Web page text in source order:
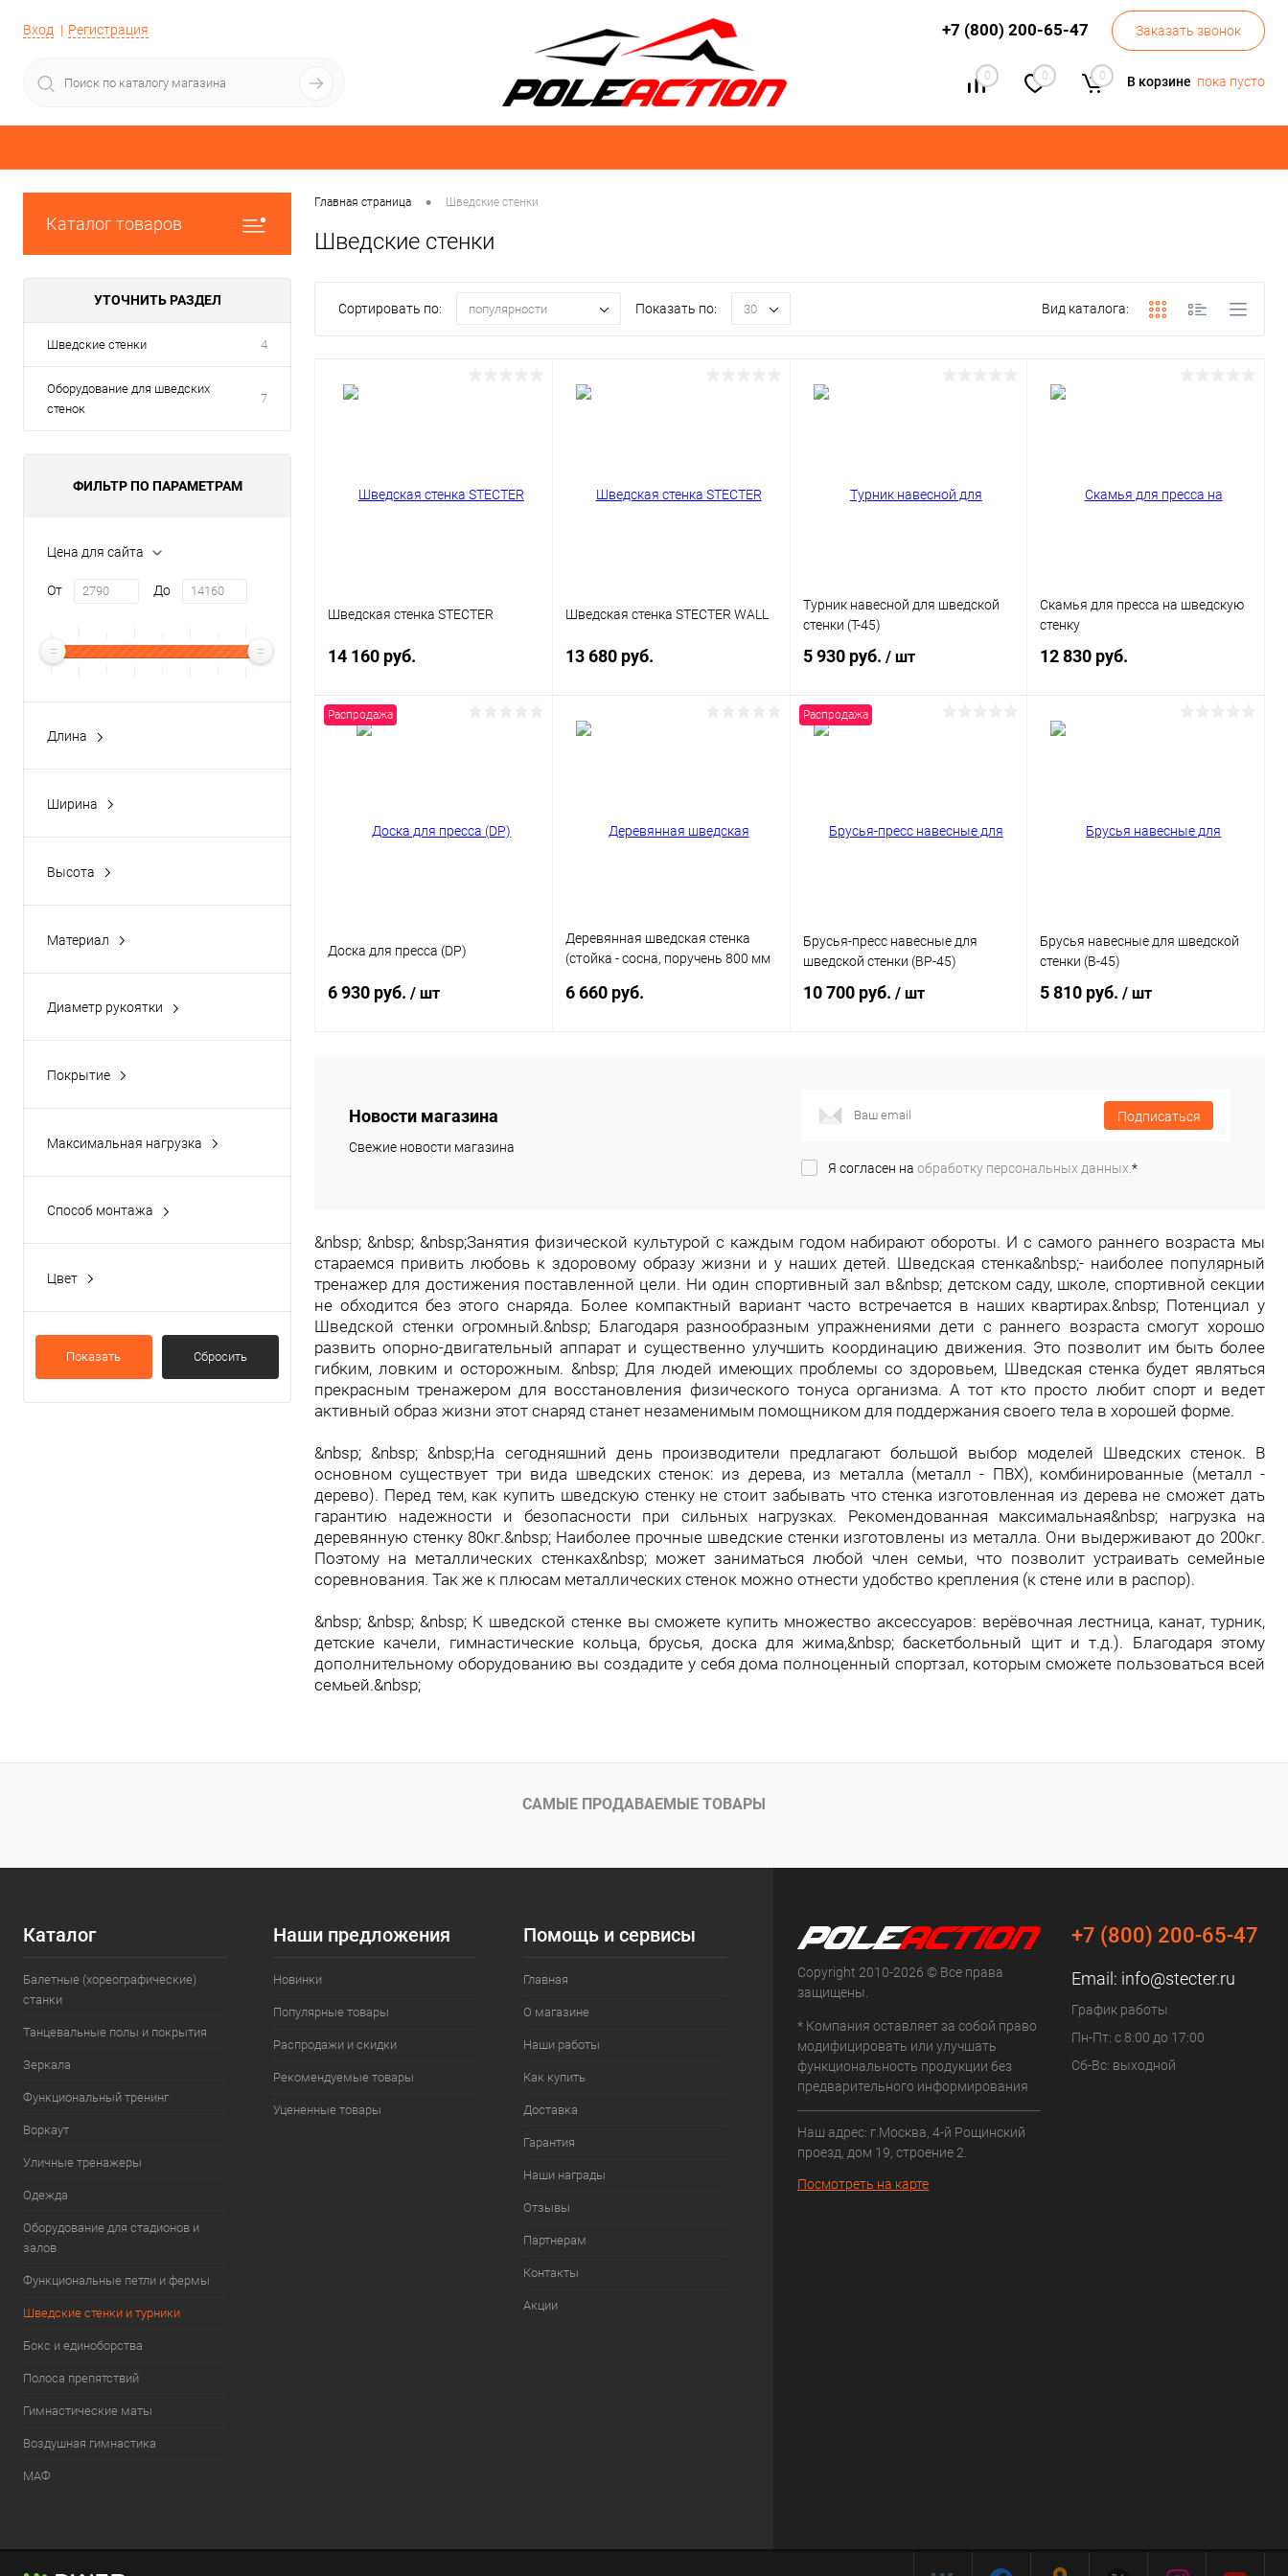
Вход Регистрация +7 (800) 200-65-47 Заказать звонок
0 0 0 В корзине пока пусто
Каталог товаров
УТОЧНИТЬ РАЗДЕЛ
Шведские стенки 4
Оборудование для шведских
стенок
7
ФИЛЬТР ПО ПАРАМЕТРАМ
Цена для сайта
От До
Длина
Ширина
800 мм
Высота
455 мм
Материал
Диаметр рукоятки
Покрытие
Максимальная нагрузка
Способ монтажа
Цвет
Показать Сбросить
Главная страница • Шведские стенки
Шведские стенки
Сортировать по: популярности Показать по: 30 Вид каталога:
Шведская стенка STECTER
14 160 руб.
Шведская стенка STECTER WALL
13 680 руб.
Турник навесной для шведской
стенки (T-45)
5 930 руб. / шт
Скамья для пресса на шведскую
стенку
12 830 руб.
Распродажа
Доска для пресса (DP)
6 930 руб. / шт
Купить в 1 клик Сравнение
В избранное В наличии
Деревянная шведская стенка
(стойка - сосна, поручень 800 мм
6 660 руб.
2,5 м. 2,6 м. 2,8 м. 3 м.
3,2 м.
Распродажа
Брусья-пресс навесные для
шведской стенки (BP-45)
10 700 руб. / шт
Купить в 1 клик
Брусья навесные для шведской
стенки (B-45)
5 810 руб./ шт
Купить в 1 клик Сравнение
Новости магазина
Свежие новости магазина
Подписаться
Я согласен на обработку персональных данных. *
&nbsp; &nbsp; &nbsp;Занятия физической культурой с каждым годом набирают обороты. И с самого раннего возраста мы
стараемся привить любовь к здоровому образу жизни и у наших детей. Шведская стенка&nbsp;- наиболее популярный
тренажер для достижения поставленной цели. Ни один спортивный зал в&nbsp; детском саду, школе, спортивной секции
не обходится без этого снаряда. Более компактный вариант часто встречается в наших квартирах.&nbsp; Потенциал у
Шведской стенки огромный.&nbsp; Благодаря разнообразным упражнениями дети с раннего возраста смогут хорошо
развить опорно-двигательный аппарат и существенно улучшить координацию движения. Это позволит им быть более
гибким, ловким и осторожным. &nbsp; Для людей имеющих проблемы со здоровьем, Шведская стенка будет являться
прекрасным тренажером для восстановления физического тонуса организма. А тот кто просто любит спорт и ведет
активный образ жизни этот снаряд станет незаменимым помощником для поддержания своего тела в хорошей форме.
&nbsp; &nbsp; &nbsp;На сегодняшний день производители предлагают большой выбор моделей Шведских стенок. В
основном существует три вида шведских стенок: из дерева, из металла (металл - ПВХ), комбинированные (металл -
дерево). Перед тем, как купить шведскую стенку не стоит забывать что стенка изготовленная из дерева не сможет дать
гарантию надежности и безопасности при сильных нагрузках. Рекомендованная максимальная&nbsp; нагрузка на
деревянную стенку 80кг.&nbsp; Наиболее прочные шведские стенки изготовлены из металла. Они выдерживают до 200кг.
Поэтому на металлических стенках&nbsp; может заниматься любой член семьи, что позволит устраивать семейные
соревнования. Так же к плюсам металлических стенок можно отнести удобство крепления (к стене или в распор).
&nbsp; &nbsp; &nbsp; К шведской стенке вы сможете купить множество аксессуаров: верёвочная лестница, канат, турник,
детские качели, гимнастические кольца, брусья, доска для жима,&nbsp; баскетбольный щит и т.д.). Благодаря этому
дополнительному оборудованию вы создадите у себя дома полноценный спортзал, которым сможете пользоваться всей
семьей.&nbsp;
САМЫЕ ПРОДАВАЕМЫЕ ТОВАРЫ
Каталог
Балетные (хореографические)
станки
Танцевальные полы и покрытия
Зеркала
Функциональный тренинг
Воркаут
Уличные тренажеры
Одежда
Оборудование для стадионов и
залов
Функциональные петли и фермы
Шведские стенки и турники
Бокс и единоборства
Полоса препятствий
Гимнастические маты
Воздушная гимнастика
МАФ
Наши предложения
Новинки
Популярные товары
Распродажи и скидки
Рекомендуемые товары
Уцененные товары
Помощь и сервисы
Главная
О магазине
Наши работы
Как купить
Доставка
Гарантия
Наши награды
Отзывы
Партнерам
Контакты
Акции
Copyright 2010-2026 © Все права
защищены.
* Компания оставляет за собой право
модифицировать или улучшать
функциональность продукции без
предварительного информирования
Наш адрес: г.Москва, 4-й Рощинский
проезд, дом 19, строение 2.
Посмотреть на карте
+7 (800) 200-65-47
Email: info@stecter.ru
График работы
Пн-Пт: с 8:00 до 17:00
Сб-Вс: выходной